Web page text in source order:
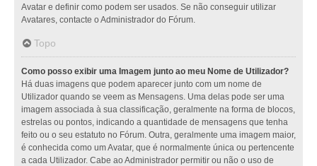
Avatar e definir como podem ser usados. Se não conseguir utilizar
Avatares, contacte o Administrador do Fórum.
Topo
Como posso exibir uma Imagem junto ao meu Nome de Utilizador?
Há duas imagens que podem aparecer junto com um nome de
Utilizador quando se veem as Mensagens. Uma delas pode ser uma
imagem associada à sua classificação, geralmente na forma de blocos,
estrelas ou pontos, indicando a quantidade de mensagens que tenha
feito ou o seu estatuto no Fórum. Outra, geralmente uma imagem maior,
é conhecida como um Avatar, que é normalmente única ou pertencente
a cada Utilizador. Cabe ao Administrador permitir ou não o uso de